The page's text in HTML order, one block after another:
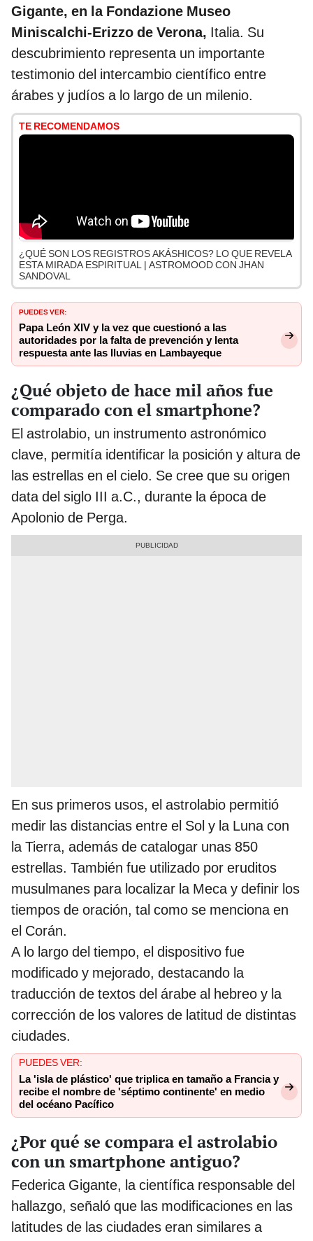
Gigante, en la Fondazione Museo
Miniscalchi-Erizzo de Verona, Italia. Su
descubrimiento representa un importante
testimonio del intercambio científico entre
árabes y judíos a lo largo de un milenio.
TE RECOMENDAMOS
¿QUÉ SON LOS REGISTROS AKÁSHICOS? LO QUE REVELA
ESTA MIRADA ESPIRITUAL | ASTROMOOD CON JHAN
SANDOVAL
PUEDES VER:
Papa León XIV y la vez que cuestionó a las
autoridades por la falta de prevención y lenta
respuesta ante las lluvias en Lambayeque
¿Qué objeto de hace mil años fue
comparado con el smartphone?
El astrolabio, un instrumento astronómico
clave, permitía identificar la posición y altura de
las estrellas en el cielo. Se cree que su origen
data del siglo III a.C., durante la época de
Apolonio de Perga.
En sus primeros usos, el astrolabio permitió
medir las distancias entre el Sol y la Luna con
la Tierra, además de catalogar unas 850
estrellas. También fue utilizado por eruditos
musulmanes para localizar la Meca y definir los
tiempos de oración, tal como se menciona en
el Corán.
A lo largo del tiempo, el dispositivo fue
modificado y mejorado, destacando la
traducción de textos del árabe al hebreo y la
corrección de los valores de latitud de distintas
ciudades.
PUEDES VER:
La 'isla de plástico' que triplica en tamaño a Francia y
recibe el nombre de 'séptimo continente' en medio
del océano Pacífico
¿Por qué se compara el astrolabio
con un smartphone antiguo?
Federica Gigante, la científica responsable del
hallazgo, señaló que las modificaciones en las
latitudes de las ciudades eran similares a